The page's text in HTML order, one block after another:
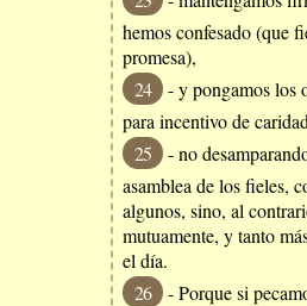
hemos confesado (que
promesa),
24
- y pongamos los
para incentivo de
25
- no
asamblea de los fieles,
algunos, sino, al
mutuamente, y tanto
el día.
26
- Porque si